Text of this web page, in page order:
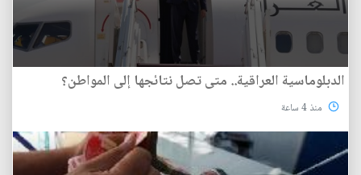
الدبلوماسية العراقية.. متى تصل نتائجها إلى المواطن؟
منذ 4 ساعة